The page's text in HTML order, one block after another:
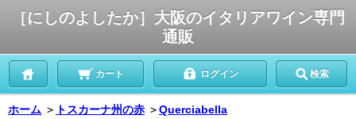
［にしのよしたか］大阪のイタリアワイン専門
通販
カート ログイン 検索
ホーム ＞ トスカーナ州の赤 ＞Querciabella